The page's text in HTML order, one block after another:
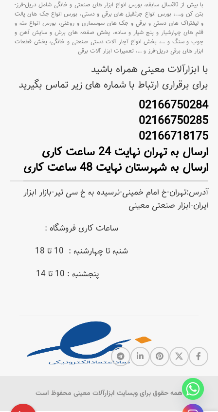
با بیش از 30سال سابقه،
بورس انواع ابزار های صنعتی و خانگی شامل دریل-فرز-
بتن کن و….، بورس انواع جرثقیل های برقی و دستی، بورس انواع جک های پالت
و لیفتراک های دستی و برقی و جک های سوسماری و روغنی، بورس انواع مته و
قلم های چهارشیار و پنج شیار و ساده، پخش صفحه های برش و سایش آهن و
چوب و سنگ و …، پخش انواع آچار آلات دستی صنعتی و خانگی، پخش قطعات
ابزار های برقی دریل-فرز و …، تعمیرات ابزار آلات برقی
با ابزارآلات معینی همراه باشید
برای برقراری ارتباط با شماره های زیر تماس بگیرید
02166750284
02166750285
02166718175
ارسال به تهران نهایت 24 ساعت کاری
ارسال به شهرستان نهایت 48 ساعت کاری
آدرس:تهران-خ امام خمینی-نرسیده به خ سی تیر-بازار ابزار
ایران-ابزار صنعتی معینی
ساعات کاری فروشگاه :
شنبه تا چهارشنبه : 10 تا 18
پنجشنبه : 10 تا 14
همه حقوق برای وبسایت ابزارآلات معینی محفوظ است